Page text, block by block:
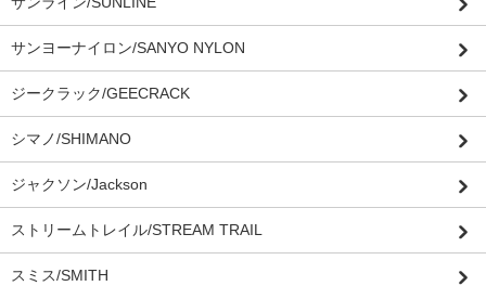
サンヨーナイロン/SANYO NYLON
ジークラック/GEECRACK
シマノ/SHIMANO
ジャクソン/Jackson
ストリームトレイル/STREAM TRAIL
スミス/SMITH